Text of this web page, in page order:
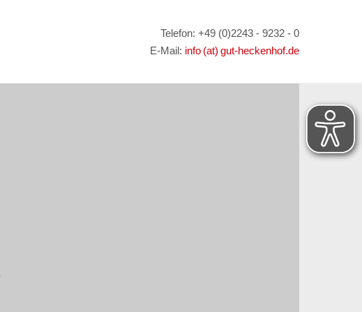
Telefon: +49 (0)2243 - 9232 - 0
E-Mail: info (at) gut-heckenhof.de